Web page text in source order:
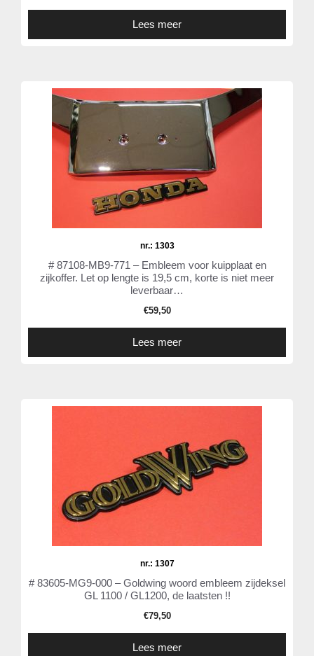
Lees meer
nr.: 1303
# 87108-MB9-771 – Embleem voor kuipplaat en
zijkoffer. Let op lengte is 19,5 cm, korte is niet meer
leverbaar…
€59,50
Lees meer
nr.: 1307
# 83605-MG9-000 – Goldwing woord embleem zijdeksel
GL 1100 / GL1200, de laatsten !!
€79,50
Lees meer